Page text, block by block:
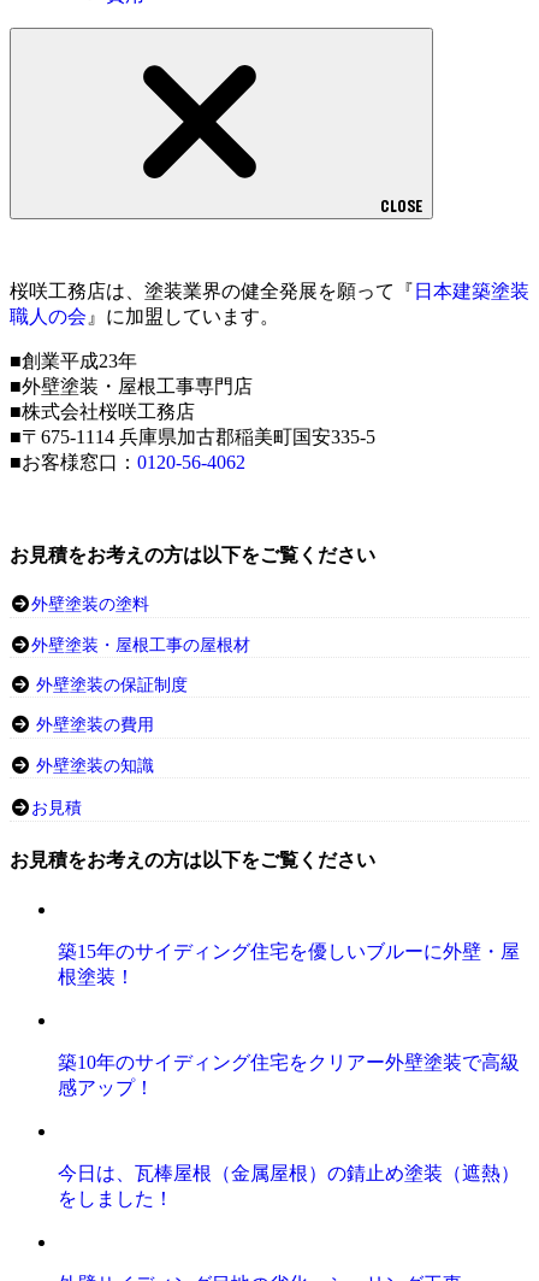
CLOSE
桜咲工務店は、塗装業界の健全発展を願って『 日本建築塗装
職人の会 』に加盟しています。
■創業平成23年
■外壁塗装・屋根工事専門店
■株式会社桜咲工務店
■〒675-1114 兵庫県加古郡稲美町国安335-5
■お客様窓口： 0120-56-4062
お見積をお考えの方は以下をご覧ください
外壁塗装の塗料
外壁塗装・屋根工事の屋根材
外壁塗装の保証制度
外壁塗装の費用
外壁塗装の知識
お見積
お見積をお考えの方は以下をご覧ください
築15年のサイディング住宅を優しいブルーに外壁・屋
根塗装！
築10年のサイディング住宅をクリアー外壁塗装で高級
感アップ！
今日は、瓦棒屋根（金属屋根）の錆止め塗装（遮熱）
をしました！